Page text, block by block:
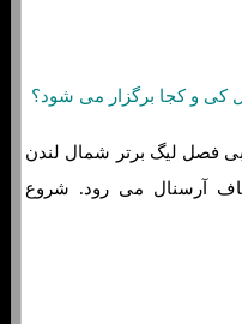
کی و کجا برگزار می شود؟
در دومین دربی فصل لیگ برتر شمال لندن
آرسنال می رود. شروع